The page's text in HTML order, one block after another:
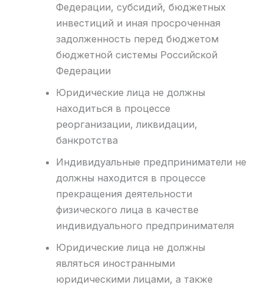
Федерации, субсидий, бюджетных
инвестиций и иная просроченная
задолженность перед бюджетом
бюджетной системы Российской
Федерации
Юридические лица не должны
находиться в процессе
реорганизации, ликвидации,
банкротства
Индивидуальные предприниматели не
должны находится в процессе
прекращения деятельности
физического лица в качестве
индивидуального предпринимателя
Юридические лица не должны
являться иностранными
юридическими лицами, а также